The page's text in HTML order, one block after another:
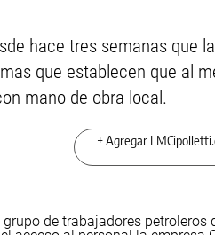
hace tres semanas que
que establecen que al
mano de obra local.
+ Agregar
de trabajadores